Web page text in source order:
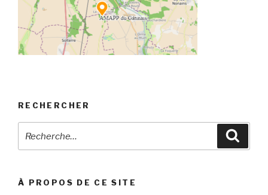
RECHERCHER
pour
À PROPOS DE CE SITE